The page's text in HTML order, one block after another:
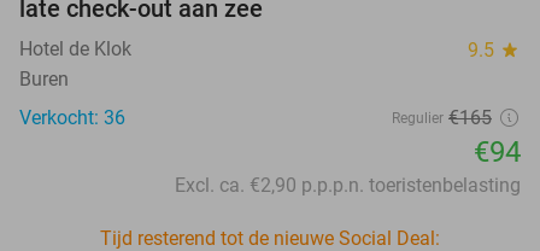
late check-out aan zee
Hotel de Klok 9.5 star
Buren
Verkocht: 36
Regulier €165
€94
Excl. ca. €2,90 p.p.p.n. toeristenbelasting
Tijd resterend tot de nieuwe Social Deal: